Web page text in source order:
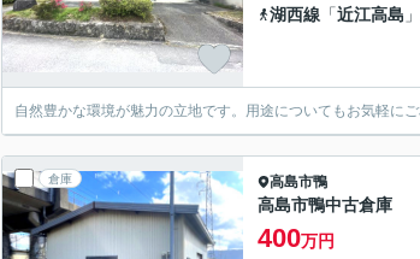
湖西線 「近江高島
自然豊かな環境が魅力の立地です。用途についてもお気軽にご
倉庫 高島市鴨
高島市鴨中古倉庫
400万円